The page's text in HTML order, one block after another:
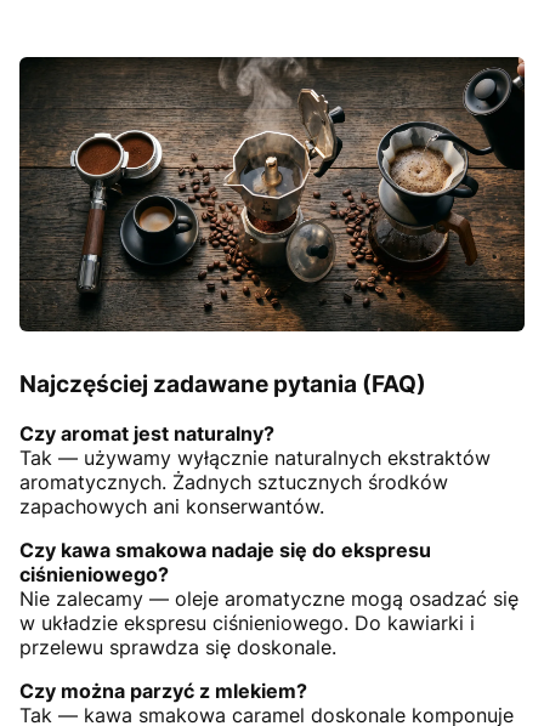
Najczęściej zadawane pytania (FAQ)
Czy aromat jest naturalny?
Tak — używamy wyłącznie naturalnych ekstraktów
aromatycznych. Żadnych sztucznych środków
zapachowych ani konserwantów.
Czy kawa smakowa nadaje się do ekspresu
ciśnieniowego?
Nie zalecamy — oleje aromatyczne mogą osadzać się
w układzie ekspresu ciśnieniowego. Do kawiarki i
przelewu sprawdza się doskonale.
Czy można parzyć z mlekiem?
Tak — kawa smakowa caramel doskonale komponuje